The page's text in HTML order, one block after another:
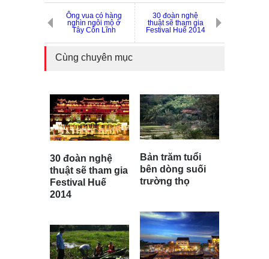
Ông vua có hàng
nghìn ngôi mộ ở
Tây Côn Lĩnh
30 đoàn nghệ
thuật sẽ tham gia
Festival Huế 2014
Cùng chuyên mục
30 đoàn nghệ
thuật sẽ tham gia
Festival Huế
2014
Bản trăm tuổi
bên dòng suối
trường thọ